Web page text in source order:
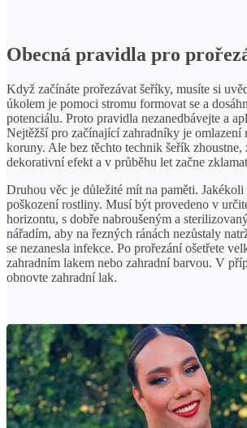
Obecná pravidla pro
Když začínáte prořezávat šeříky, musíte si
úkolem je pomoci stromu formovat se a
potenciálu. Proto pravidla nezanedbávejte a
Nejtěžší pro začínající zahradníky je omlazení
koruny. Ale bez těchto technik šeřík zhoustne,
dekorativní efekt a v průběhu let začne
Druhou věc je důležité mít na paměti. Jakékoli
poškození rostliny. Musí být provedeno v
horizontu, s dobře nabroušeným a
nářadím, aby na řezných ránách nezůstaly
se nezanesla infekce. Po prořezání ošetřete
zahradním lakem nebo zahradní barvou. V
obnovte zahradní lak.